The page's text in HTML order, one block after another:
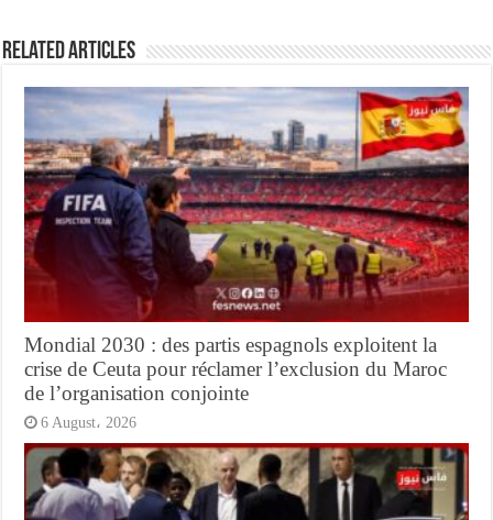
Related Articles
Mondial 2030 : des partis espagnols exploitent la
crise de Ceuta pour réclamer l’exclusion du Maroc
de l’organisation conjointe
6 August، 2026